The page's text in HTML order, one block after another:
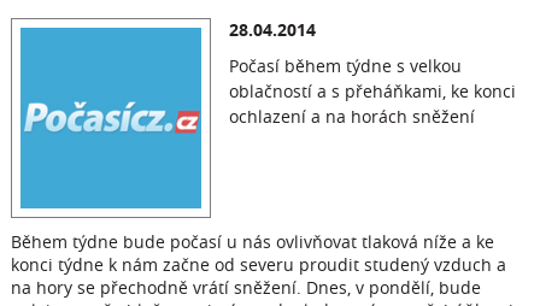
28.04.2014
Počasí během týdne s velkou
oblačností a s přeháňkami, ke konci
ochlazení a na horách sněžení
Během týdne bude počasí u nás ovlivňovat tlaková níže a ke
konci týdne k nám začne od severu proudit studený vzduch a
na hory se přechodně vrátí sněžení. Dnes, v pondělí, bude